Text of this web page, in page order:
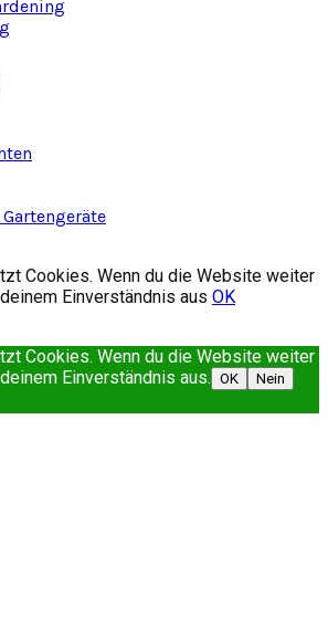
Cookies. Wenn du die Website weiter
Einverständnis aus OK
Cookies. Wenn du die Website weiter
Einverständnis aus. OK
Nein